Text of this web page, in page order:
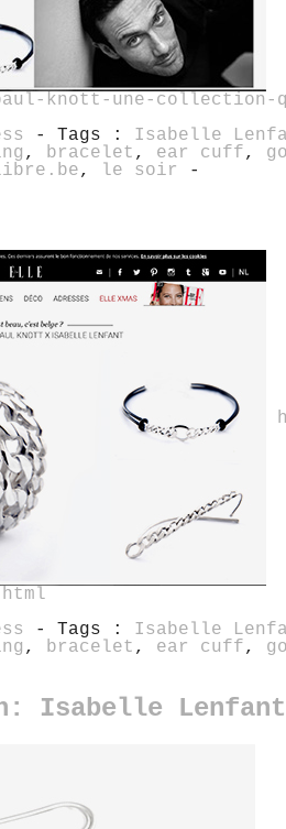
knott-une-collection-
- Tags : Isabelle
, bracelet , ear cuff,
, le soir -
- Tags : Isabelle
, bracelet , ear cuff,
Isabelle Lenfant